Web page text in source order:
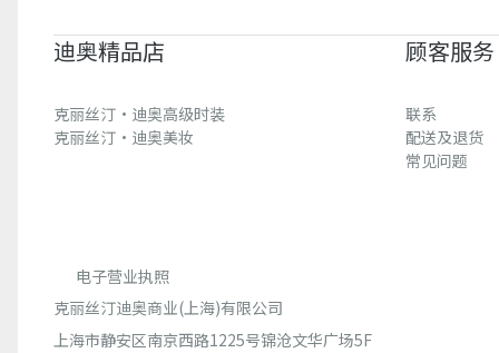
迪奥精品店
克丽丝汀·迪奥高级时装
克丽丝汀·迪奥美妆
顾客服务
联系
配送及退货
常见问题
电子营业执照
克丽丝汀迪奥商业(上海)有限公司
上海市静安区南京西路1225号锦沧文华广场5F